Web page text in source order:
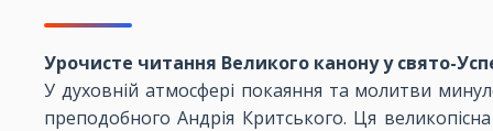
Урочисте читання Великого канону у свято-
У духовній атмосфері покаяння та молитви
преподобного Андрія Критського. Ця